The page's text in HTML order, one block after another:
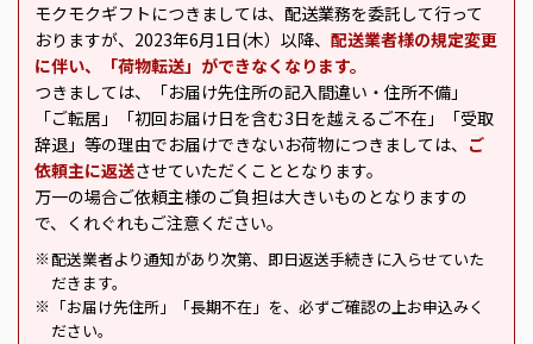
モクモクギフトにつきましては、配送業務を委託して行って
おりますが、2023年6月1日(木）以降、 配送業者様の規定変更
に伴い、「荷物転送」ができなくなります。
つきましては、「お届け先住所の記入間違い・住所不備」
「ご転居」「初回お届け日を含む3日を越えるご不在」「受取
辞退」等の理由でお届けできないお荷物につきましては、 ご
依頼主に返送させていただくこととなります。
万一の場合ご依頼主様のご負担は大きいものとなりますの
で、くれぐれもご注意ください。
※ 配送業者より通知があり次第、即日返送手続きに入らせていた
だきます。
※
「お届け先住所」「長期不在」を、必ずご確認の上お申込みく
ださい。